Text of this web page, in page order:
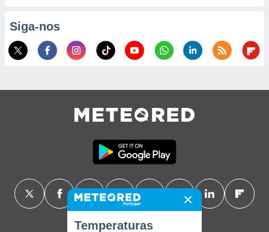
Siga-nos
Temperaturas